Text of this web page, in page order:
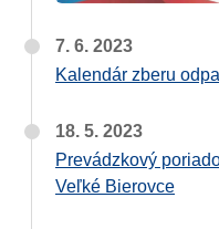
7. 6. 2023
Kalendár zberu
18. 5. 2023
Prevádzkový
Veľké Bierovce